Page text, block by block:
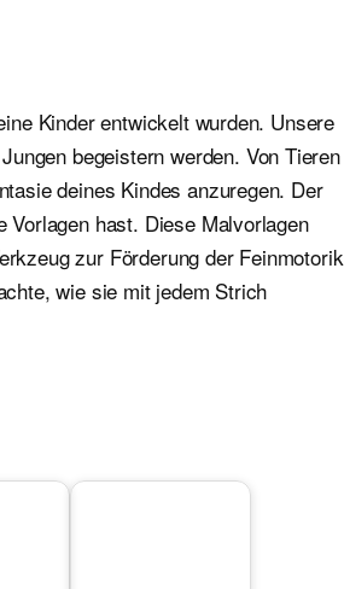
Kinder entwickelt wurden. Unsere
begeistern werden. Von Tieren
deines Kindes anzuregen. Der
hast. Diese Malvorlagen
zur Förderung der Feinmotorik
wie sie mit jedem Strich